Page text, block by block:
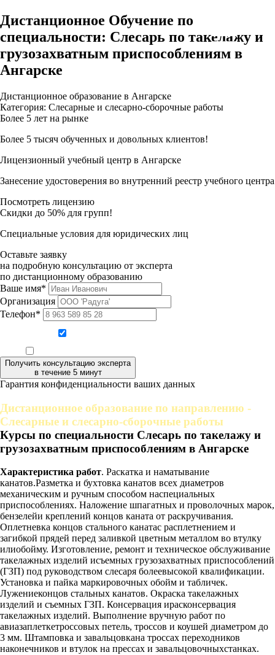
Дистанционное Обучение по
специальности: Слесарь по такелажу и
грузозахватным приспособлениям в
Ангарске
Дистанционное образование в Ангарске
Категория: Слесарные и слесарно-сборочные работы
Более 5 лет на рынке
Более 5 тысяч обученных и довольных клиентов!
Лицензионный учебный центр в Ангарске
Занесение удостоверения во внутренний реестр учебного центра
Посмотреть лицензию
Скидки до 50% для групп!
Специальные условия для юридических лиц
Оставьте заявку
на подробную консультацию от эксперта
по дистанционному образованию
Ваше имя*
Организация
Телефон*
Получить консультацию эксперта
в течение 5 минут
Гарантия конфиденциальности ваших данных
Дистанционное образование по направлению -
Слесарные и слесарно-сборочные работы
Курсы по специальности Слесарь по такелажу и
грузозахватным приспособлениям в Ангарске
Характеристика работ. Раскатка и наматывание
канатов.Разметка и бухтовка канатов всех диаметров
механическим и ручным способом наспециальных
приспособлениях. Наложение шпагатных и проволочных марок,
бензелейи креплений концов каната от раскручивания.
Оплетневка концов стального канатас расплетнением и
загибкой прядей перед заливкой цветным металлом во втулку
илиобойму. Изготовление, ремонт и техническое обслуживание
такелажных изделий исъемных грузозахватных приспособлений
(ГЗП) под руководством слесаря болеевысокой квалификации.
Установка и пайка маркировочных обойм и табличек.
Лужениеконцов стальных канатов. Окраска такелажных
изделий и съемных ГЗП. Консервация ирасконсервация
такелажных изделий. Выполнение вручную работ по
авиазаплеткетроссовых петель, троссов и коушей диаметром до
3 мм. Штамповка и завальцовкана троссах переходников
наконечников и втулок на прессах и завальцовочныхстанках.